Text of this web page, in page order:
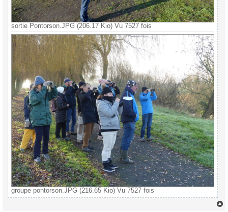
sortie Pontorson.JPG (206.17 Kio) Vu 7527 fois
groupe pontorson.JPG (216.65 Kio) Vu 7527 fois